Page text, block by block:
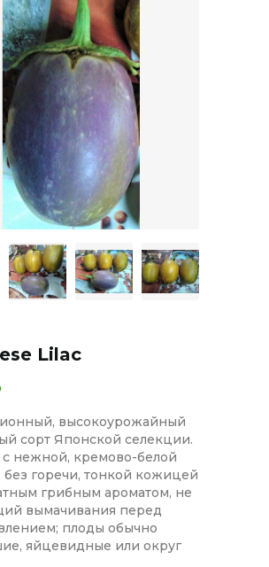
Lilac
высокоурожайный
сорт Японской селекции.
с нежной, кремово-белой
без горечи, тонкой кожицей
грибным ароматом, не
вымачивания перед
плоды обычно
яйцевидные или округ